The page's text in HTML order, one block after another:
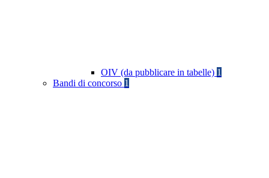
OIV (da pubblicare in tabelle) 1
Bandi di concorso 1